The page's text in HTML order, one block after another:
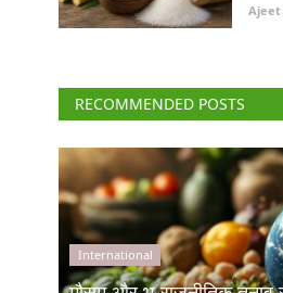
Ajeet
RECOMMENDED POSTS
International